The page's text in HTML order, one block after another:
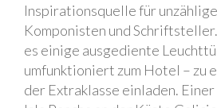
Inspirationsquelle für
Komponisten und
es einige ausgediente
umfunktioniert zum Hotel – zu
der Extraklasse einladen.